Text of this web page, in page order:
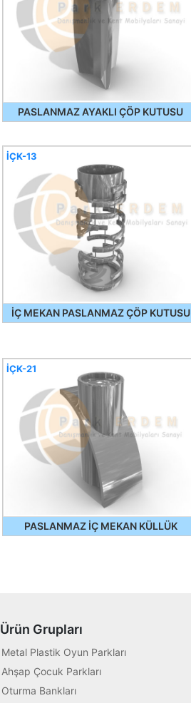
PASLANMAZ AYAKLI ÇÖP KUTUSU
İÇ MEKAN PASLANMAZ ÇÖP KUTUSU
İÇK-13
PASLANMAZ İÇ MEKAN KÜLLÜK
İÇK-21
Ürün Grupları
Metal Plastik Oyun Parkları
Ahşap Çocuk Parkları
Oturma Bankları